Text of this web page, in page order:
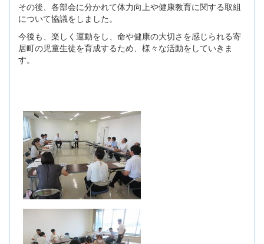
その後、各部会に分かれて体力向上や健康教育に関する取組
について協議をしました。
今後も、楽しく運動をし、命や健康の大切さを感じられる寄
居町の児童生徒を育成するため、様々な活動をしていきま
す。